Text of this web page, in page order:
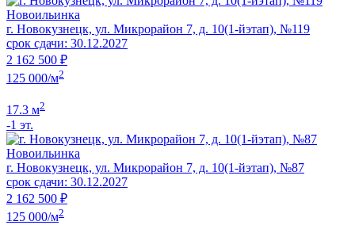
Новоильинка
г. Новокузнецк, ул. Микрорайон 7, д. 10(1-йэтап), №119
срок сдачи: 30.12.2027
2 162 500 ₽
125 000/м2
17.3 м2
-1 эт.
Новоильинка
г. Новокузнецк, ул. Микрорайон 7, д. 10(1-йэтап), №87
срок сдачи: 30.12.2027
2 162 500 ₽
125 000/м2